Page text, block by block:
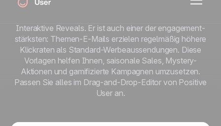
Halloween ist der eine Feiertag, an dem Ihre E-Mail die
Interaktive Reveals. Er ist auch einer der engagement-
stärksten: Themen-E-Mails erzielen regelmäßig höhere
Klickraten als Standard-Werbeaussendungen. Diese
Vorlagen helfen Ihnen, saisonale Sales, Mystery-
Aktionen und gamifizierte Kampagnen umzusetzen.
Passen Sie alles im Drag-and-Drop-Editor von Positive
User an.